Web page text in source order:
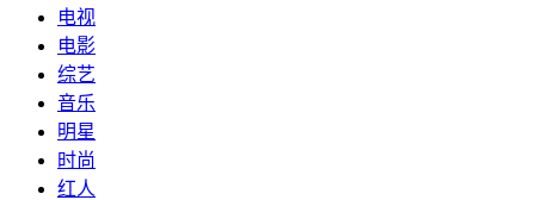
电视
电影
综艺
音乐
明星
时尚
红人